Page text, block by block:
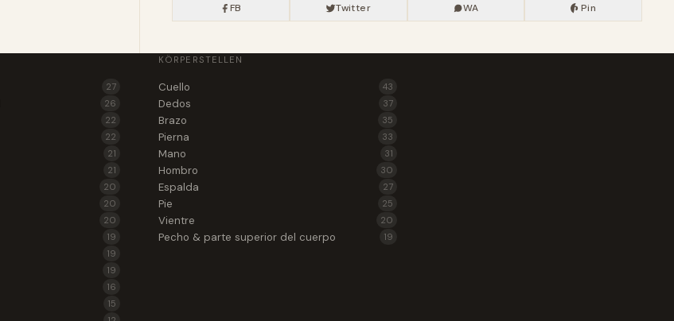
FB Twitter WA Pin
27
26
22
22
21
21
20
20
20
19
19
19
16
15
KÖRPERSTELLEN
Cuello 43
Dedos 37
Brazo 35
Pierna 33
Mano 31
Hombro 30
Espalda 27
Pie 25
Vientre 20
Pecho & parte superior del cuerpo 19